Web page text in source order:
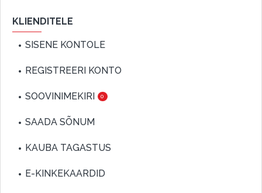
KLIENDITELE
SISENE KONTOLE
REGISTREERI KONTO
SOOVINIMEKIRI 0
SAADA SÕNUM
KAUBA TAGASTUS
E-KINKEKAARDID